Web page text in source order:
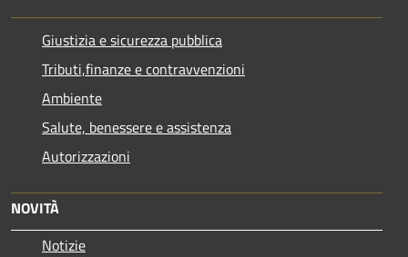
Giustizia e sicurezza pubblica
Tributi,finanze e contravvenzioni
Ambiente
Salute, benessere e assistenza
Autorizzazioni
NOVITÀ
Notizie